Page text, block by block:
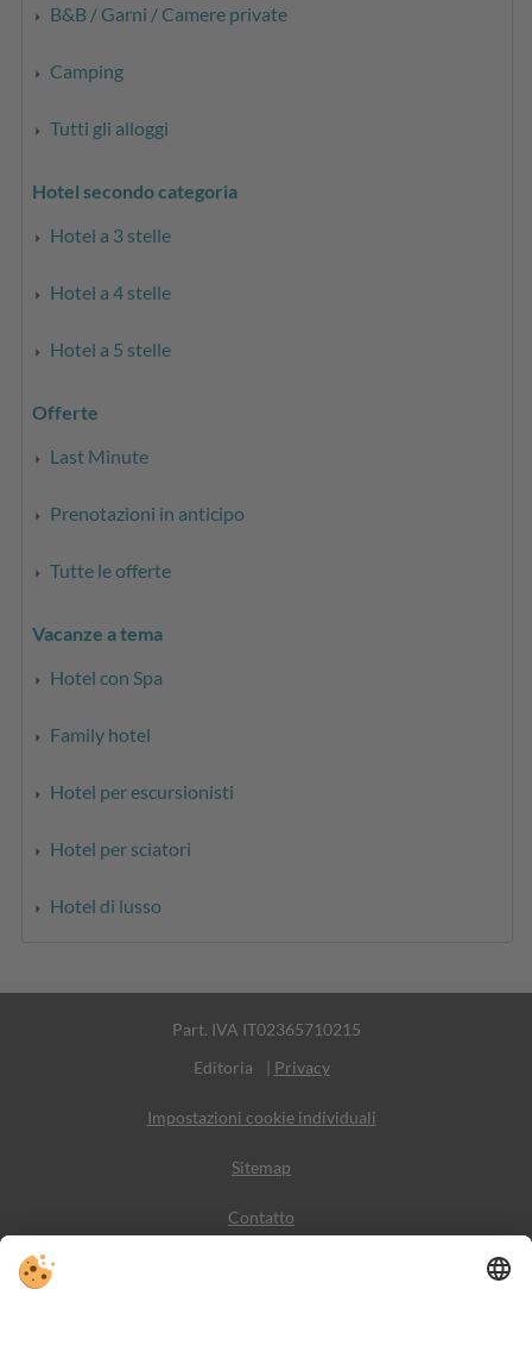
B&B / Garni / Camere private
Camping
Tutti gli alloggi
Hotel secondo categoria
Hotel a 3 stelle
Hotel a 4 stelle
Hotel a 5 stelle
Offerte
Last Minute
Prenotazioni in anticipo
Tutte le offerte
Vacanze a tema
Hotel con Spa
Family hotel
Hotel per escursionisti
Hotel per sciatori
Hotel di lusso
Part. IVA IT02365710215
Editoria
| Privacy
Impostazioni cookie individuali
Sitemap
Contatto